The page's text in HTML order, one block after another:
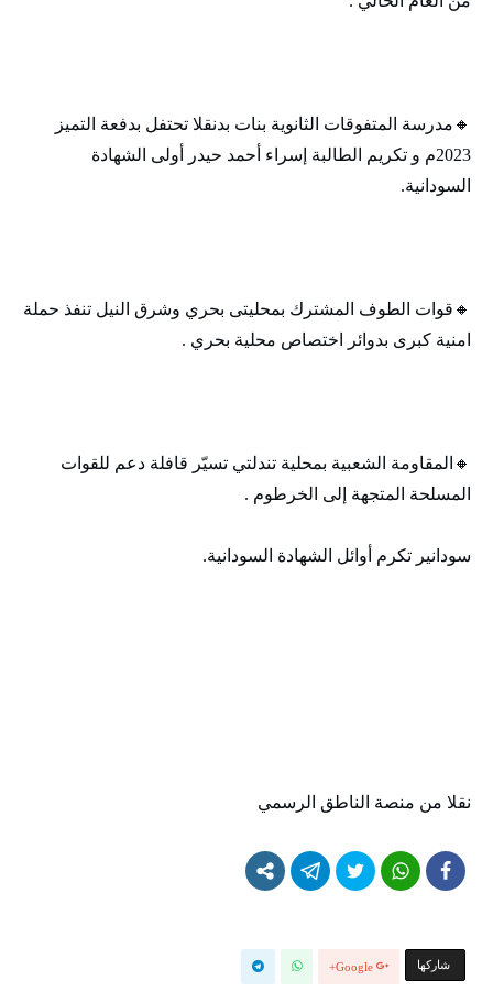
🔸‬‏مدرسة المتفوقات الثانوية بنات بدنقلا تحتفل بدفعة التميز
2023م و تكريم الطالبة إسراء أحمد حيدر أولى الشهادة
السودانية.
🔸‬قوات الطوف المشترك بمحليتى بحري وشرق النيل تنفذ حملة
امنية كبرى بدوائر اختصاص محلية بحري .
🔸‬‏المقاومة الشعبية بمحلية تندلتي تسيّر قافلة دعم للقوات
المسلحة المتجهة إلى الخرطوم .
سودانير تكرم أوائل الشهادة السودانية.
نقلا من منصة الناطق الرسمي
‫‫ شاركها‬ Google+